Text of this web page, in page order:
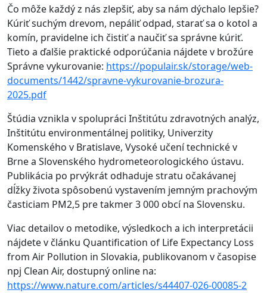
Čo môže každý z nás zlepšiť, aby sa nám dýchalo lepšie?
Kúriť suchým drevom, nepáliť odpad, starať sa o kotol a
komín, pravidelne ich čistiť a naučiť sa správne kúriť.
Tieto a ďalšie praktické odporúčania nájdete v brožúre
Správne vykurovanie: https://populair.sk/storage/web-
documents/1442/spravne-vykurovanie-brozura-
2025.pdf
Štúdia vznikla v spolupráci Inštitútu zdravotných analýz,
Inštitútu environmentálnej politiky, Univerzity
Komenského v Bratislave, Vysoké učení technické v
Brne a Slovenského hydrometeorologického ústavu.
Publikácia po prvýkrát odhaduje stratu očakávanej
dĺžky života spôsobenú vystavením jemným prachovým
časticiam PM2,5 pre takmer 3 000 obcí na Slovensku.
Viac detailov o metodike, výsledkoch a ich interpretácii
nájdete v článku Quantification of Life Expectancy Loss
from Air Pollution in Slovakia, publikovanom v časopise
npj Clean Air, dostupný online na:
https://www.nature.com/articles/s44407-026-00085-2